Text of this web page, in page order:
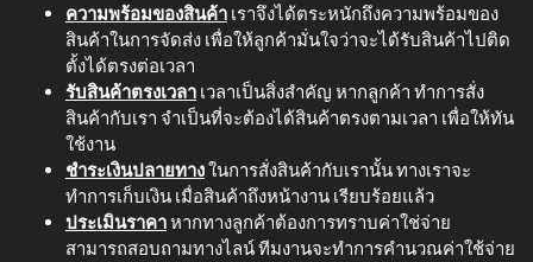
ความพร้อมของสินค้า เราจึงได้ตระหนักถึงความพร้อมของ
สินค้าในการจัดส่ง เพื่อให้ลูกค้ามั่นใจว่าจะได้รับสินค้าไปติด
ตั้งได้ตรงต่อเวลา
รับสินค้าตรงเวลา เวลาเป็นสิ่งสำคัญ หากลูกค้า ทำการสั่ง
สินค้ากับเรา จำเป็นที่จะต้องได้สินค้าตรงตามเวลา เพื่อให้ทัน
ใช้งาน
ชำระเงินปลายทางในการสั่งสินค้ากับเรานั้น ทางเราจะ
ทำการเก็บเงิน เมื่อสินค้าถึงหน้างาน เรียบร้อยแล้ว
ประเมินราคาหากทางลูกค้าต้องการทราบค่าใช่จ่าย
สามารถสอบถามทางไลน์ ทีมงานจะทำการคำนวณค่าใช้จ่าย